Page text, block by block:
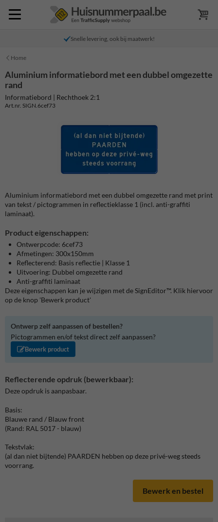
Snelle levering, ook bij maatwerk!
Home
Aluminium informatiebord met een dubbel omgezette
rand
Informatiebord | Rechthoek 2:1
Art.nr. SIGN.6cef73
Aluminium informatiebord met een dubbel omgezette rand met print
van tekst / pictogrammen in reflectieklasse 1 (incl. anti-graffiti
laminaat).
Product eigenschappen:
Ontwerpcode: 6cef73
Afmetingen: 300x150mm
Reflecterend: Basis reflectie | Klasse 1
Uitvoering: Dubbel omgezette rand
Anti-graffiti laminaat
Deze eigenschappen kan je wijzigen met de SignEditor™. Klik hiervoor
op de knop 'Bewerk product'
Ontwerp zelf aanpassen of bestellen?
Pictogrammen en/of tekst direct zelf aanpassen?
Bewerk product
Reflecterende opdruk (bewerkbaar):
Deze opdruk is aanpasbaar.
Basis:
Blauwe rand / Blauw front
(Rand: RAL 5017 - blauw)
Tekstvlak:
(al dan niet bijtende) PAARDEN hebben op deze privé-weg steeds
voorrang.
Bewerk en bestel